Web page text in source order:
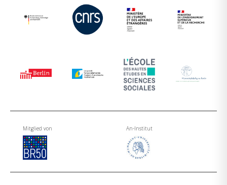
Mitglied von An-Institut